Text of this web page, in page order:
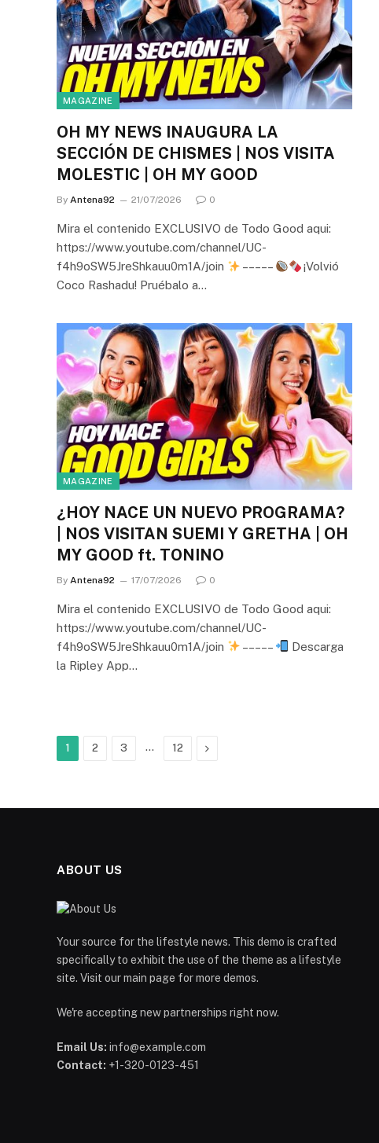
MAGAZINE
OH MY NEWS INAUGURA LA
SECCIÓN DE CHISMES | NOS VISITA
MOLESTIC | OH MY GOOD
By Antena92 21/07/2026 0
Mira el contenido EXCLUSIVO de Todo Good aqui:
https://www.youtube.com/channel/UC-
f4h9oSW5JreShkauu0m1A/join
– – – – –
¡Volvió
Coco Rashadu! Pruébalo a…
MAGAZINE
¿HOY NACE UN NUEVO PROGRAMA?
| NOS VISITAN SUEMI Y GRETHA | OH
MY GOOD ft. TONINO
By Antena92 17/07/2026 0
Mira el contenido EXCLUSIVO de Todo Good aqui:
https://www.youtube.com/channel/UC-
f4h9oSW5JreShkauu0m1A/join
– – – – –
Descarga
la Ripley App…
1 2 3 … 12 Next
ABOUT US
Your source for the lifestyle news. This demo is crafted
specifically to exhibit the use of the theme as a lifestyle
site. Visit our main page for more demos.
We're accepting new partnerships right now.
Email Us: info@example.com
Contact: +1-320-0123-451